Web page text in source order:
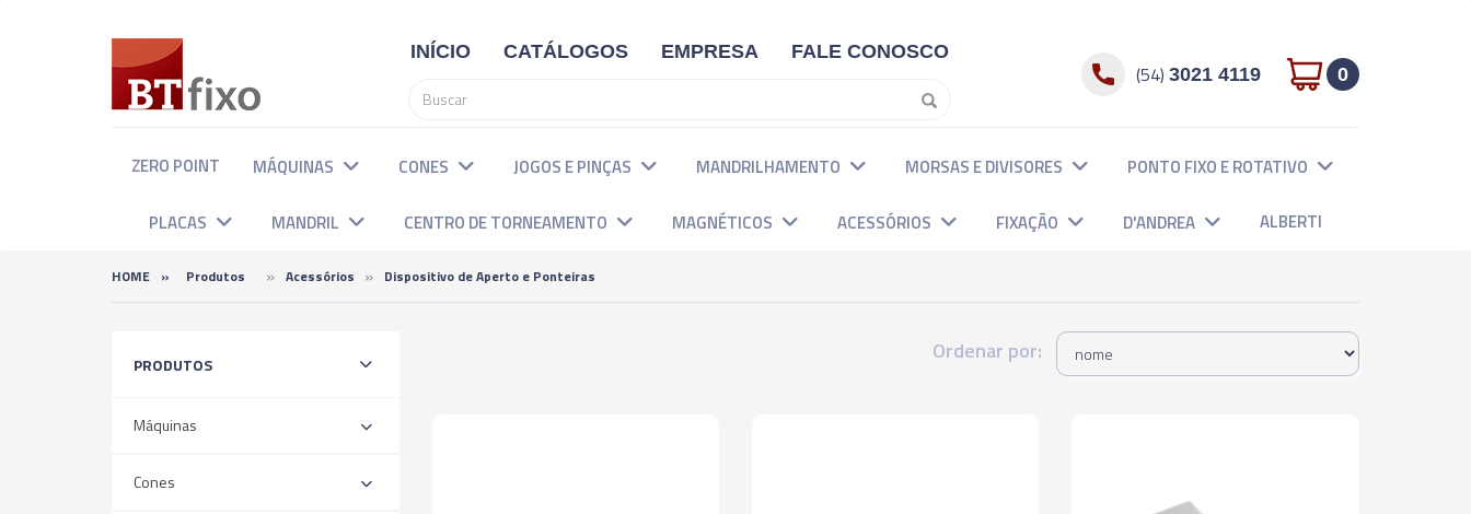
INÍCIO CATÁLOGOS EMPRESA FALE CONOSCO
(54) 3021 4119 0
ZERO POINT MÁQUINAS CONES JOGOS E PINÇAS MANDRILHAMENTO MORSAS E DIVISORES PONTO FIXO E ROTATIVO
PLACAS MANDRIL CENTRO DE TORNEAMENTO MAGNÉTICOS ACESSÓRIOS FIXAÇÃO D'ANDREA ALBERTI
HOME » Produtos » Acessórios » Dispositivo de Aperto e Ponteiras
PRODUTOS
Máquinas
Cones
Ordenar por: